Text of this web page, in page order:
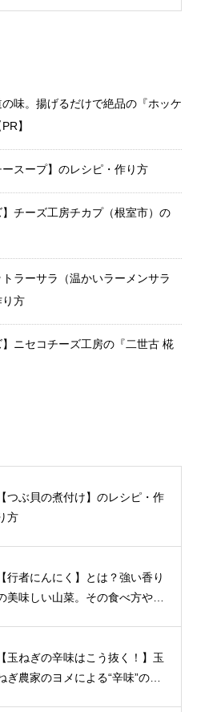
味。揚げるだけで絶品の『ホッケ
】
ースープ】のレシピ・作り方
】チーズ工房チカプ（根室市）の
トラーサラ（温かいラーメンサラ
り方
】ニセコチーズ工房の『二世古 椛
【つぶ貝の煮付け】のレシピ・作
方
【行者にんにく】とは？強い香り
美味しい山菜。その食べ方や栄
【玉ねぎの辛味はこう抜く！】玉
ぎ農家のヨメによる“辛味”の抜